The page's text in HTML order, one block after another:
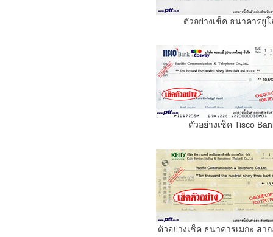
ตัวอย่างเช็ค ธนาคารยูโ
ตัวอย่างเช็ค Tisco
ตัวอย่างเช็ค ธนาคารเมกะ ส